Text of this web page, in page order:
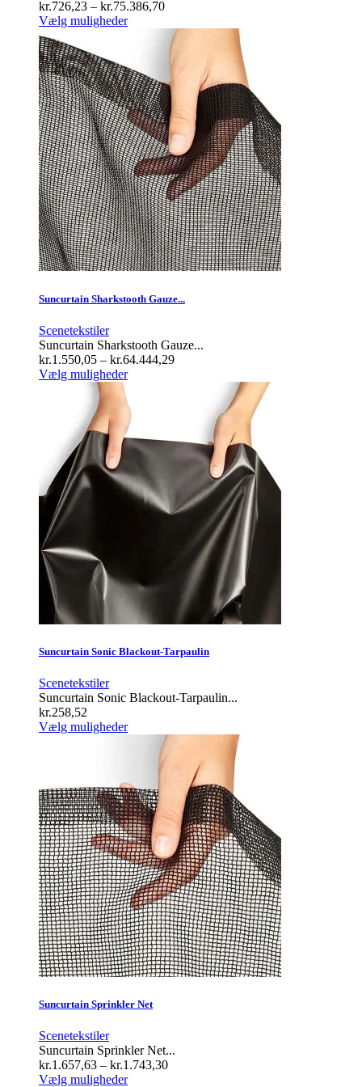
kr.726,23 – kr.75.386,70Prisinterval:
til
kr.75.386,70
Vælg mulighederDette
varianter.
Mulighederne
kan
vælges
på
varesiden
Suncurtain Sharkstooth Gauze...
Scenetekstiler
Suncurtain Sharkstooth Gauze...
kr.1.550,05 – kr.64.444,29Prisinterval:
kr.64.444,29
Vælg mulighederDette
har
varianter.
Mulighederne
vælges
på
varesiden
Suncurtain Sonic Blackout-Tarpaulin
Scenetekstiler
Suncurtain Sonic Blackout-Tarpaulin...
kr.258,52
Vælg mulighederDette
varianter.
Mulighederne
kan
vælges
på
varesiden
Suncurtain Sprinkler Net
Scenetekstiler
Suncurtain Sprinkler Net...
kr.1.657,63 – kr.1.743,30Prisinterval:
Vælg mulighederDette